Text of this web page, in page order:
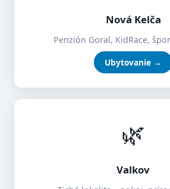
Nová Kelča
Penzión Goral, KidRace,
Ubytovanie →
🌿
Valkov